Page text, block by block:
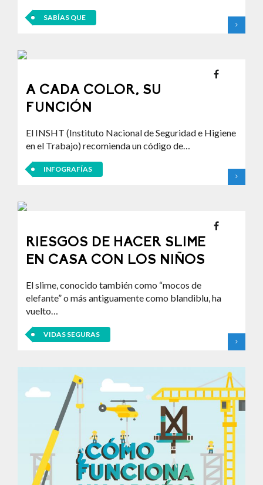
SABÍAS QUE
A CADA COLOR, SU
FUNCIÓN
El INSHT (Instituto Nacional de Seguridad e Higiene
en el Trabajo) recomienda un código de…
INFOGRAFÍAS
RIESGOS DE HACER SLIME
EN CASA CON LOS NIÑOS
El slime, conocido también como “mocos de
elefante” o más antiguamente como blandiblu, ha
vuelto…
VIDAS SEGURAS